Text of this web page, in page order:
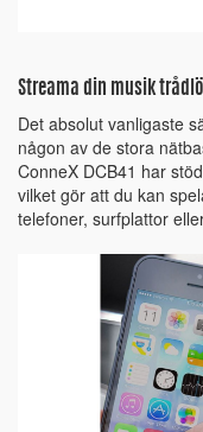
Streama din musik
Det absolut vanligaste
någon av de stora
ConneX DCB41 har
vilket gör att du kan
telefoner, surfplattor